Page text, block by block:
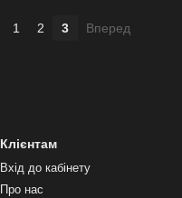
1 2 3 Вперед
Клієнтам
Вхід до кабінету
Про нас